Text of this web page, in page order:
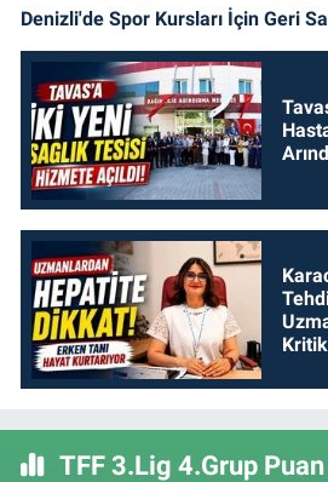
Denizli'de Spor Kursları İçin Geri
TFF 3.Lig 4.Grup